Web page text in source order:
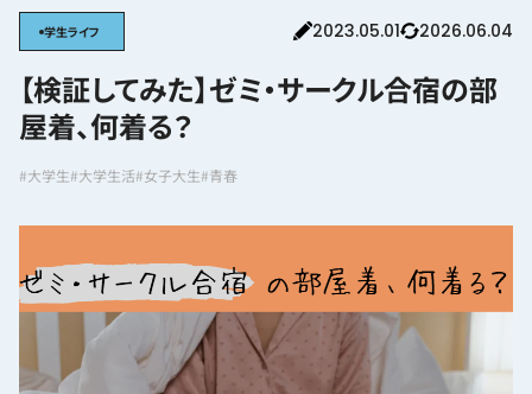
学生ライフ 2023.05.01 2026.06.04
【検証してみた】ゼミ・サークル合宿の部
屋着、何着る？
#大学生#大学生活#女子大生#青春